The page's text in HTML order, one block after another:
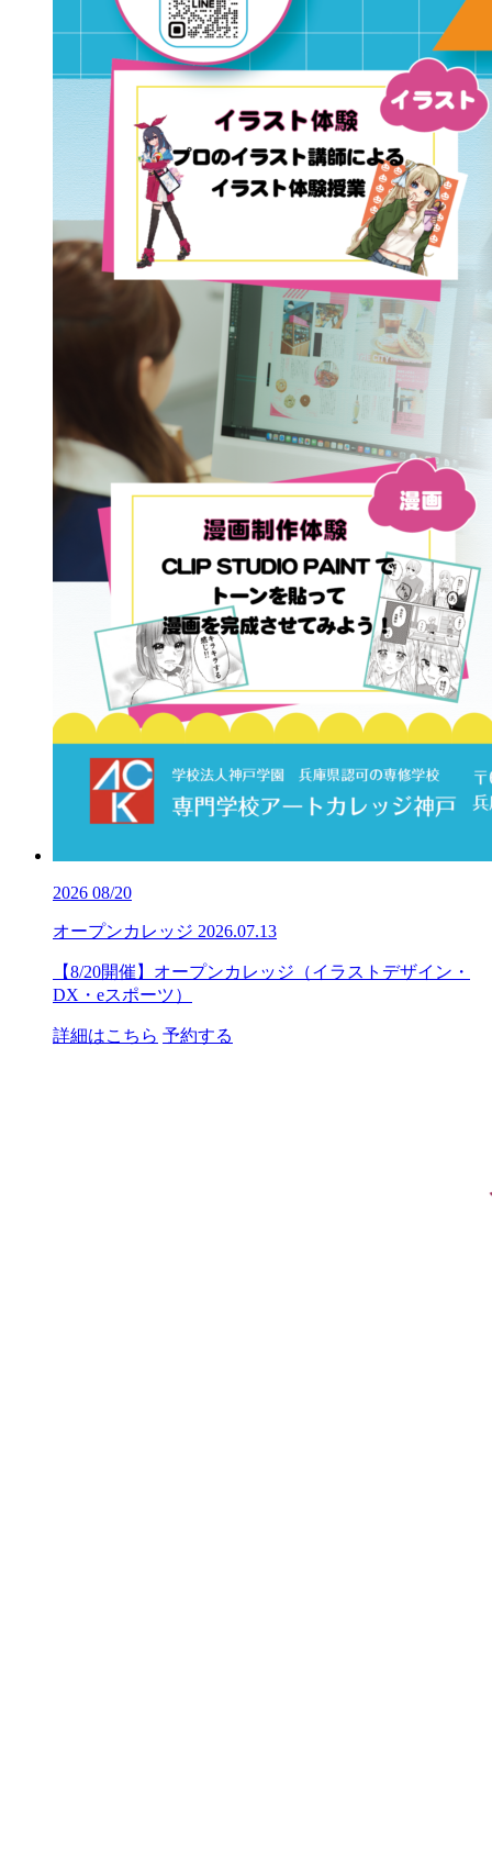
2026 08/20
オープンカレッジ 2026.07.13
【8/20開催】オープンカレッジ（イラストデザイン・
DX・eスポーツ）
詳細はこちら 予約する